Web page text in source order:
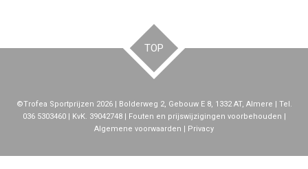
TOP
©Trofea Sportprijzen 2026 | Bolderweg 2, Gebouw E 8, 1332 AT, Almere | Tel.
036 5303460 | KvK. 39042748 | Fouten en prijswijzigingen voorbehouden |
Algemene voorwaarden | Privacy